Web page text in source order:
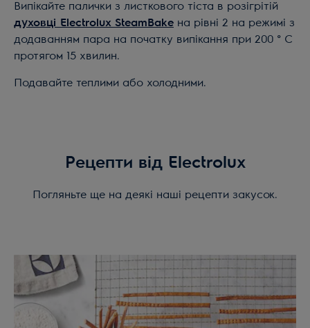
Випікайте палички з листкового тіста в розігрітій
духовці Electrolux SteamBake на рівні 2 на режимі з
додаванням пара на початку випікання при 200 ° C
протягом 15 хвилин.
Подавайте теплими або холодними.
Рецепти від Electrolux
Погляньте ще на деякі наші рецепти закусок.